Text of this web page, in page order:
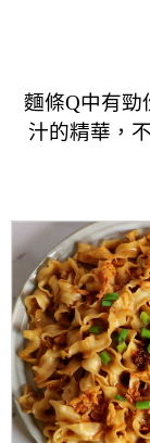
麵條Q中有勁
汁的精華，